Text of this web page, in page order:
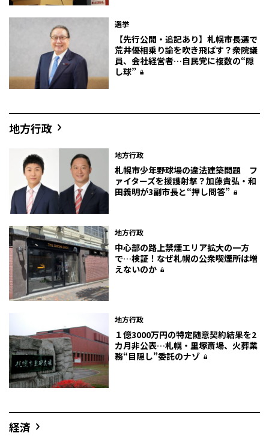
選挙
【先行公開・追記あり】札幌市長選で
荒井優相乗り論を吹き飛ばす？衆院議
員、会社経営者…自民党に複数の“隠
し球”
地方行政
地方行政
札幌市少年野球場の違法建築問題 フ
ァイターズを援護射撃？加藤貴弘・和
田義明が3副市長と“押し問答”
地方行政
中心部の路上禁煙エリア拡大の一方
で…検証！なぜ札幌の公衆喫煙所は増
えないのか
地方行政
１億3000万円の特定随意契約結果を2
カ月非公表…札幌・里塚斎場、火葬業
務“目隠し”委託のナゾ
経済